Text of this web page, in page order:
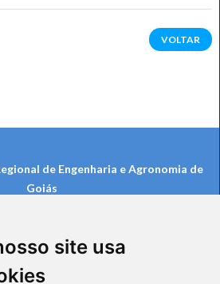
site usa
VOLTAR
de Engenharia e Agronomia de
Goiás
Telefones:
e Região Metropolitana)